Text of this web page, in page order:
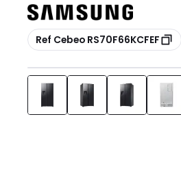
Kopiëren
Ref Cebeo RS70F66KCFEF